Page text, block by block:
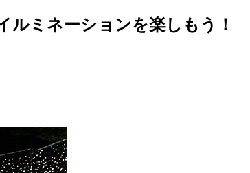
ルミネーションを楽しもう！